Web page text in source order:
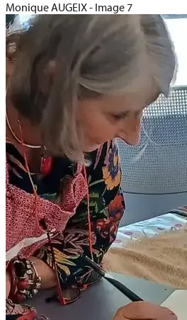
Monique AUGEIX - Image 7